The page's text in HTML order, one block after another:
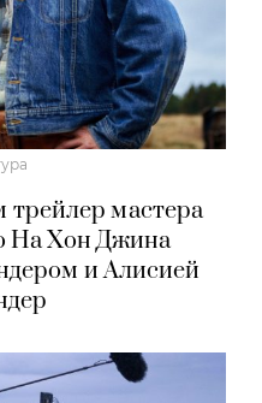
трейлер мастера
На Хон Джина
и Алисией